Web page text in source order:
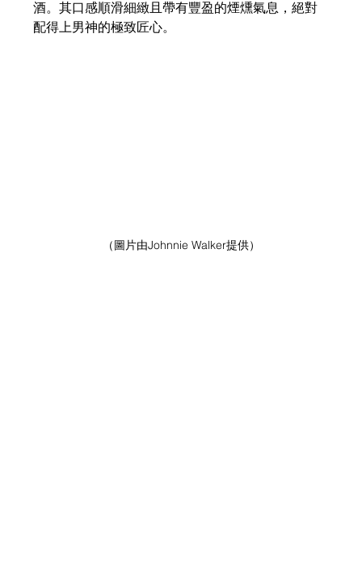
酒。其口感順滑細緻且帶有豐盈的煙燻氣息，絕對
配得上男神的極致匠心。
（圖片由Johnnie Walker提供）